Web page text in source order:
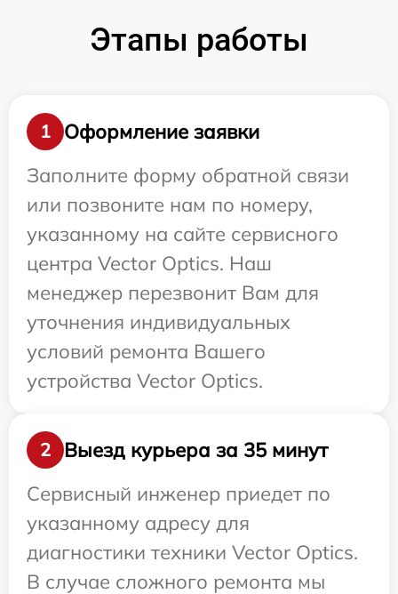
Этапы работы
1
Оформление заявки
Заполните форму обратной связи
или позвоните нам по номеру,
указанному на сайте сервисного
центра Vector Optics. Наш
менеджер перезвонит Вам для
уточнения индивидуальных
условий ремонта Вашего
устройства Vector Optics.
2
Выезд курьера за 35 минут
Сервисный инженер приедет по
указанному адресу для
диагностики техники Vector Optics.
В случае сложного ремонта мы